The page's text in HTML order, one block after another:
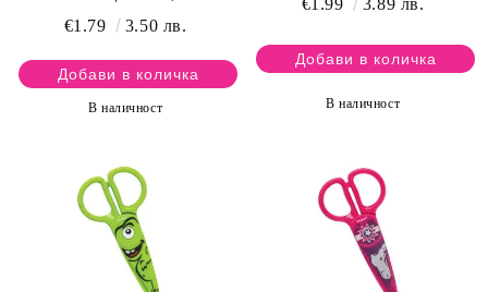
€1.79
3.50 лв.
В наличност В наличност